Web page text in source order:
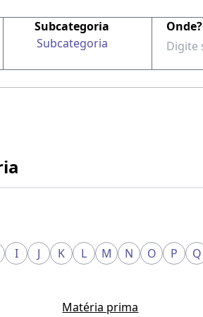
Subcategoria
Subcategoria
Onde?
I J K L M N O P Q
Matéria prima